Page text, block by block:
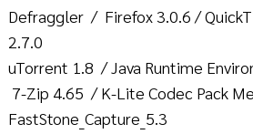
Defraggler / Firefox 3.0.6 /
2.7.0
uTorrent 1.8 / Java Runtime
7-Zip 4.65 / K-Lite Codec Pack
FastStone_Capture_5.3